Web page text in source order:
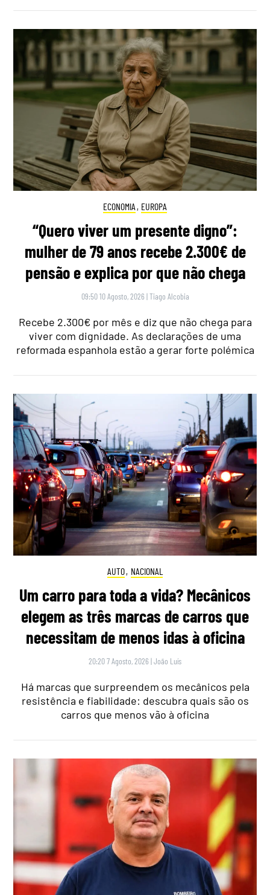
ECONOMIA , EUROPA
“Quero viver um presente digno”:
mulher de 79 anos recebe 2.300€ de
pensão e explica por que não chega
09:50 10 Agosto, 2026 |Tiago Alcobia
Recebe 2.300€ por mês e diz que não chega para
viver com dignidade. As declarações de uma
reformada espanhola estão a gerar forte polémica
AUTO, NACIONAL
Um carro para toda a vida? Mecânicos
elegem as três marcas de carros que
necessitam de menos idas à oficina
20:20 7 Agosto, 2026 |João Luís
Há marcas que surpreendem os mecânicos pela
resistência e fiabilidade: descubra quais são os
carros que menos vão à oficina